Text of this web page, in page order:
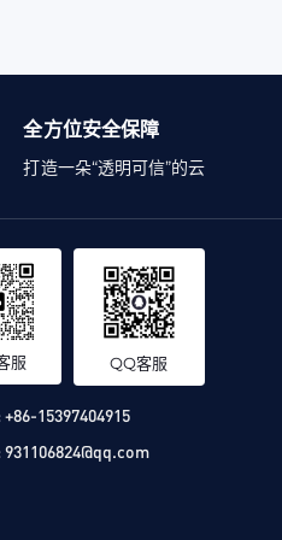
全方位安全保障
打造一朵“透明可信”的云
服 QQ客服
+86-15397404915
931106824@qq.com